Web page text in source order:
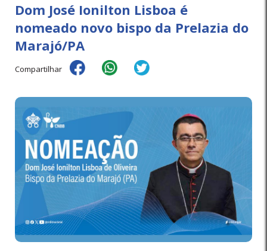
Dom José Ionilton Lisboa é
nomeado novo bispo da Prelazia do
Marajó/PA
Compartilhar